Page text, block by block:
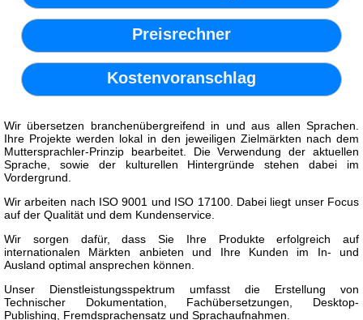
Preisrechner
Kostenvoranschlag
Wir übersetzen branchenübergreifend in und aus allen Sprachen.
Ihre Projekte werden lokal in den jeweiligen Zielmärkten nach dem
Muttersprachler-Prinzip bearbeitet. Die Verwendung der aktuellen
Sprache, sowie der kulturellen Hintergründe stehen dabei im
Vordergrund.
Wir arbeiten nach ISO 9001 und ISO 17100. Dabei liegt unser Focus
auf der Qualität und dem Kundenservice.
Wir sorgen dafür, dass Sie Ihre Produkte erfolgreich auf
internationalen Märkten anbieten und Ihre Kunden im In- und
Ausland optimal ansprechen können.
Unser Dienstleistungsspektrum umfasst die Erstellung von
Technischer Dokumentation, Fachübersetzungen, Desktop-
Publishing, Fremdsprachensatz und Sprachaufnahmen.